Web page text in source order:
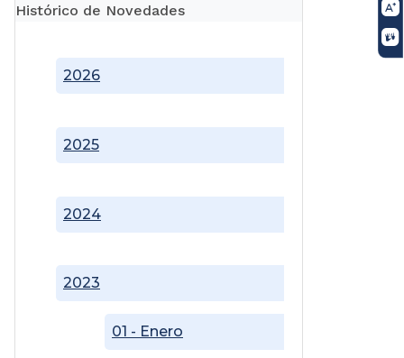
Histórico de Novedades
2023
01 - Enero
2024
2025
2026